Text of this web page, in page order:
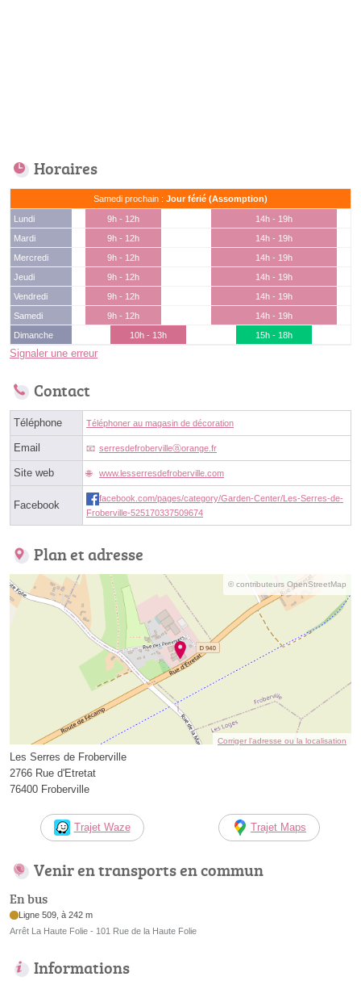
Horaires
Samedi prochain : Jour férié (Assomption)
Lundi 9h - 12h
14h - 19h
Mardi
9h - 12h
14h - 19h
Mercredi
9h - 12h
14h - 19h
Jeudi
9h - 12h
14h - 19h
Vendredi
9h - 12h
14h - 19h
Samedi
9h - 12h
14h - 19h
Dimanche
10h - 13h 15h - 18h
Signaler une erreur
Contact
Téléphone Téléphoner au magasin de décoration
Email serresdefrobervilleⓐorange.fr
Site web www.lesserresdefroberville.com
Facebook
facebook.com/pages/category/Garden-Center/Les-Serres-de-
Froberville-525170337509674
Plan et adresse
© contributeurs OpenStreetMap
Corriger l’adresse ou la localisation
Les Serres de Froberville
2766 Rue d'Etretat
76400 Froberville
Trajet Waze Trajet Maps
Venir en transports en commun
En bus
Ligne 509, à 242 m
Arrêt La Haute Folie - 101 Rue de la Haute Folie
Informations